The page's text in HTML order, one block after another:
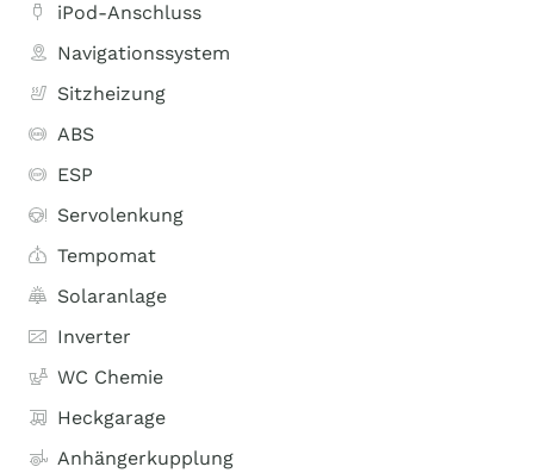
iPod-Anschluss
Navigationssystem
Sitzheizung
ABS
ESP
Servolenkung
Tempomat
Solaranlage
Inverter
WC Chemie
Heckgarage
Anhängerkupplung